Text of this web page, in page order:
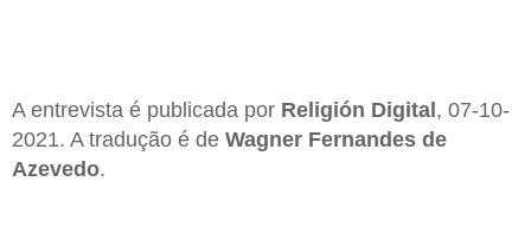
A entrevista é publicada por Religión Digital, 07-10-
2021. A tradução é de Wagner Fernandes de
Azevedo.